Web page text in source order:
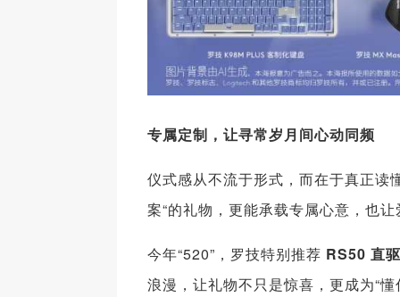
专属定制，让寻常岁月间心动同频
仪式感从不流于形式，而在于真正读
案“的礼物，更能承载专属心意，也
今年“520”，罗技特别推荐 RS50 直
浪漫，让礼物不只是惊喜，更成为“